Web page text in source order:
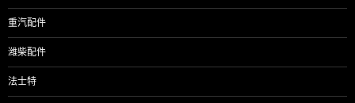
重汽配件
潍柴配件
法士特